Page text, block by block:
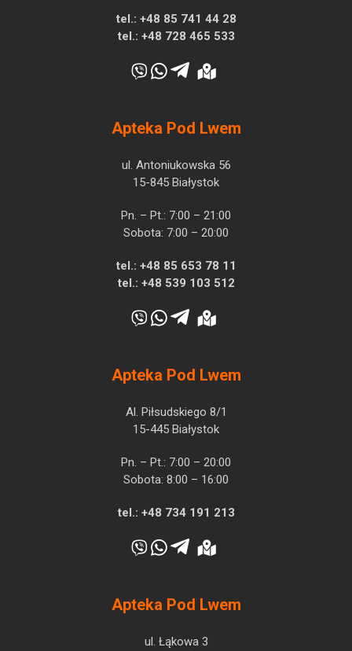
tel.: +48 85 741 44 28
tel.: +48 728 465 533
Apteka Pod Lwem
ul. Antoniukowska 56
15-845 Białystok
Pn. – Pt.: 7:00 – 21:00
Sobota: 7:00 – 20:00
tel.: +48 85 653 78 11
tel.: +48 539 103 512
Apteka Pod Lwem
Al. Piłsudskiego 8/1
15-445 Białystok
Pn. – Pt.: 7:00 – 20:00
Sobota: 8:00 – 16:00
tel.: +48 734 191 213
Apteka Pod Lwem
ul. Łąkowa 3